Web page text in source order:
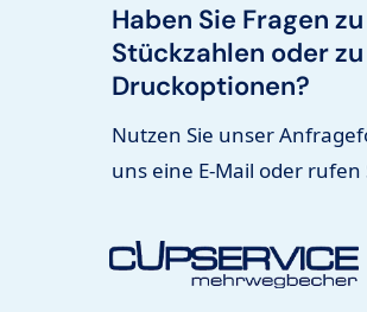
Haben Sie Fragen
Stückzahlen oder
Druckoptionen?
Nutzen Sie unser
uns eine E-Mail oder